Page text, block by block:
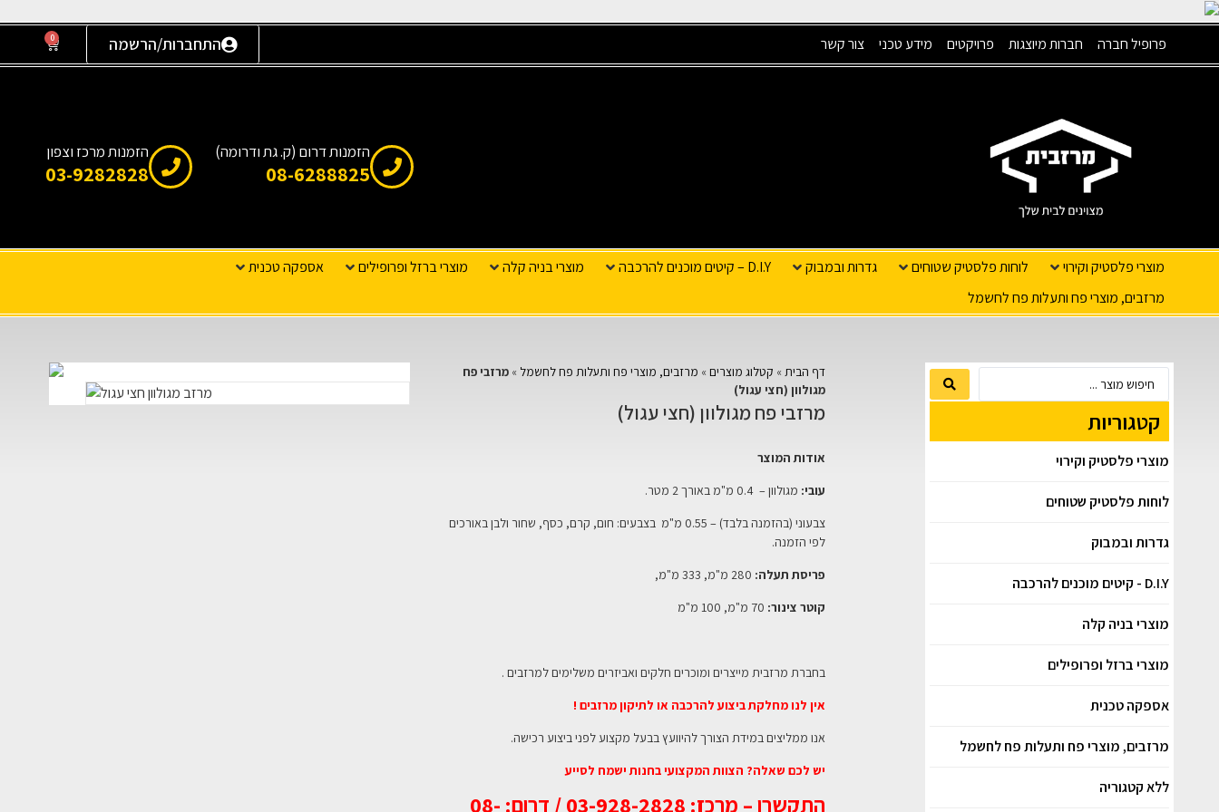
פרופיל חברה חברות מיוצגות פרויקטים מידע טכני צור קשר התחברות/הרשמה 0
הזמנות דרום (ק. גת ודרומה)
08-6288825
הזמנות מרכז וצפון
03-9282828
מוצרי פלסטיק וקירוי לוחות פלסטיק שטוחים גדרות ובמבוק D.I.Y – קיטים מוכנים להרכבה מוצרי בניה קלה מוצרי ברזל ופרופילים
אספקה טכנית
מרזבים, מוצרי פח ותעלות פח לחשמל
קטגוריות
מוצרי פלסטיק וקירוי
לוחות פלסטיק שטוחים
גדרות ובמבוק
D.I.Y - קיטים מוכנים להרכבה
מוצרי בניה קלה
מוצרי ברזל ופרופילים
אספקה טכנית
מרזבים, מוצרי פח ותעלות פח לחשמל
ללא קטגוריה
דף הבית» קטלוג מוצרים» מרזבים, מוצרי פח ותעלות פח לחשמל » מרזבי פח
מגולוון (חצי עגול)
מרזבי פח מגולוון (חצי עגול)
אודות המוצר
עובי: מגולוון – 0.4 מ"מ באורך 2 מטר.
צבעוני (בהזמנה בלבד) – 0.55 מ"מ בצבעים: חום, קרם, כסף, שחור ולבן באורכים
לפי הזמנה.
פריסת תעלה:
קוטר צינור:
בחברת מרזבית מייצרים ומוכרים חלקים ואביזרים משלימים למרזבים .
אין לנו מחלקת ביצוע להרכבה או לתיקון מרזבים !
אנו ממליצים במידת הצורך להיוועץ בבעל מקצוע לפני ביצוע רכישה.
יש לכם שאלה? הצוות המקצועי בחנות ישמח לסייע
התקשרו – מרכז: 03-928-2828 / דרום: 08-